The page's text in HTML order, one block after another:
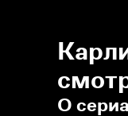
О